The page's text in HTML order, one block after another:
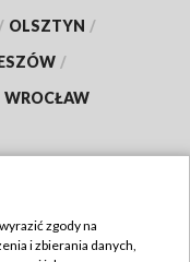
/ OLSZTYN /
/
WROCŁAW
zgody na
i zbierania danych,